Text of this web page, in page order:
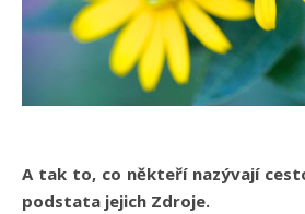
A tak to, co někteří nazývají
podstata jejich Zdroje.